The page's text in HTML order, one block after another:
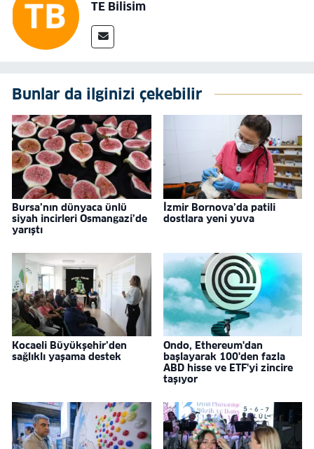
TE Bilisim
Bunlar da ilginizi çekebilir
Bursa’nın dünyaca ünlü
siyah incirleri Osmangazi’de
yarıştı
İzmir Bornova’da patili
dostlara yeni yuva
Kocaeli Büyükşehir’den
sağlıklı yaşama destek
Ondo, Ethereum'dan
başlayarak 100'den fazla
ABD hisse ve ETF'yi zincire
taşıyor